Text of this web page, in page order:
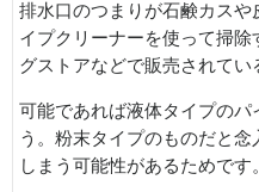
排水口のつまりが石鹸カス
イプクリーナーを使って掃
グストアなどで販売されてい
可能であれば液体タイプのパ
う。粉末タイプのものだと
しまう可能性があるためです。